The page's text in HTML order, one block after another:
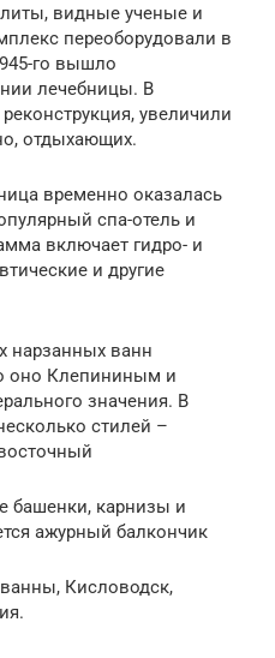
видные ученые и
переоборудовали в
го вышло
лечебницы. В
увеличили
отдыхающих.
временно оказалась
спа-отель и
включает гидро- и
и другие
нарзанных ванн
оно Клепининым и
значения. В
стилей –
башенки, карнизы и
ажурный балкончик
Кисловодск,